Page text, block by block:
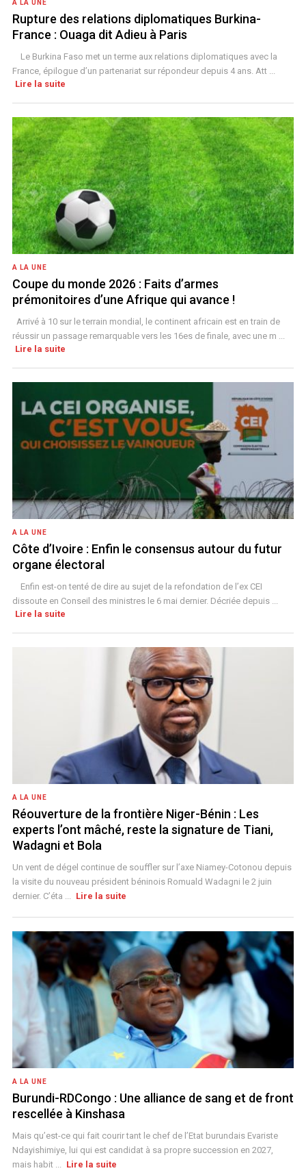
A LA UNE
Rupture des relations diplomatiques Burkina-
France : Ouaga dit Adieu à Paris
Le Burkina Faso met un terme aux relations diplomatiques avec la
France, épilogue d’un partenariat sur répondeur depuis 4 ans. Att ...
Lire la suite
A LA UNE
Coupe du monde 2026 : Faits d’armes
prémonitoires d’une Afrique qui avance !
Arrivé à 10 sur le terrain mondial, le continent africain est en train de
réussir un passage remarquable vers les 16es de finale, avec une m ...
Lire la suite
A LA UNE
Côte d’Ivoire : Enfin le consensus autour du futur
organe électoral
Enfin est-on tenté de dire au sujet de la refondation de l’ex CEI
dissoute en Conseil des ministres le 6 mai dernier. Décriée depuis ...
Lire la suite
A LA UNE
Réouverture de la frontière Niger-Bénin : Les
experts l’ont mâché, reste la signature de Tiani,
Wadagni et Bola
Un vent de dégel continue de souffler sur l’axe Niamey-Cotonou depuis
la visite du nouveau président béninois Romuald Wadagni le 2 juin
dernier. C’éta ... Lire la suite
A LA UNE
Burundi-RDCongo : Une alliance de sang et de front
rescellée à Kinshasa
Mais qu’est-ce qui fait courir tant le chef de l’Etat burundais Evariste
Ndayishimiye, lui qui est candidat à sa propre succession en 2027,
mais habit ... Lire la suite